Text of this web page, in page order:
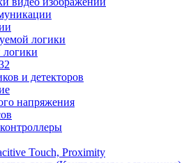
логики
и детекторов
напряжения
Touch, Proximity